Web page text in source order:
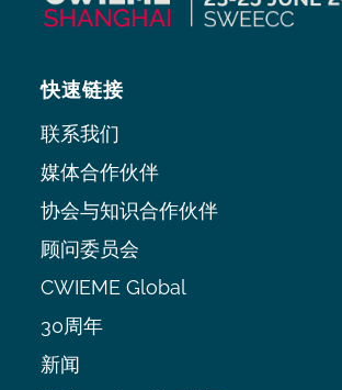
快速链接
联系我们
媒体合作伙伴
协会与知识合作伙伴
顾问委员会
CWIEME Global
30周年
新闻